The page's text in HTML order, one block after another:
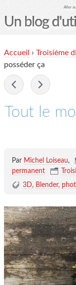
Aller
Un blog
le
Accueil › Troisième
posséder ça
Tout le
Par Michel Loiseau,
permanent
3D
Blender